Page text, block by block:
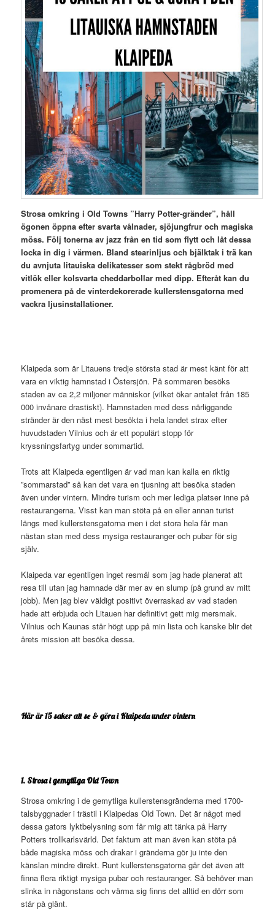
Strosa omkring i Old Towns ”Harry Potter-gränder”, håll
ögonen öppna efter svarta vålnader, sjöjungfrur och magiska
möss. Följ tonerna av jazz från en tid som flytt och låt dessa
locka in dig i värmen. Bland stearinljus och bjälktak i trä kan
du avnjuta litauiska delikatesser som stekt rågbröd med
vitlök eller kolsvarta cheddarbollar med dipp. Efteråt kan du
promenera på de vinterdekorerade kullerstensgatorna med
vackra ljusinstallationer.
Klaipeda som är Litauens tredje största stad är mest känt för att
vara en viktig hamnstad i Östersjön. På sommaren besöks
staden av ca 2,2 miljoner människor (vilket ökar antalet från 185
000 invånare drastiskt). Hamnstaden med dess närliggande
stränder är den näst mest besökta i hela landet strax efter
huvudstaden Vilnius och är ett populärt stopp för
kryssningsfartyg under sommartid.
Trots att Klaipeda egentligen är vad man kan kalla en riktig
”sommarstad” så kan det vara en tjusning att besöka staden
även under vintern. Mindre turism och mer lediga platser inne på
restaurangerna. Visst kan man stöta på en eller annan turist
längs med kullerstensgatorna men i det stora hela får man
nästan stan med dess mysiga restauranger och pubar för sig
själv.
Klaipeda var egentligen inget resmål som jag hade planerat att
resa till utan jag hamnade där mer av en slump (på grund av mitt
jobb). Men jag blev väldigt positivt överraskad av vad staden
hade att erbjuda och Litauen har definitivt gett mig mersmak.
Vilnius och Kaunas står högt upp på min lista och kanske blir det
årets mission att besöka dessa.
Här är 15 saker att se & göra i Klaipeda under vintern
1. Strosa i gemytliga Old Town
Strosa omkring i de gemytliga kullerstensgränderna med 1700-
talsbyggnader i trästil i Klaipedas Old Town. Det är något med
dessa gators lyktbelysning som får mig att tänka på Harry
Potters trollkarlsvärld. Det faktum att man även kan stöta på
både magiska möss och drakar i gränderna gör ju inte den
känslan mindre direkt. Runt kullerstensgatorna går det även att
finna flera riktigt mysiga pubar och restauranger. Så behöver man
slinka in någonstans och värma sig finns det alltid en dörr som
står på glänt.